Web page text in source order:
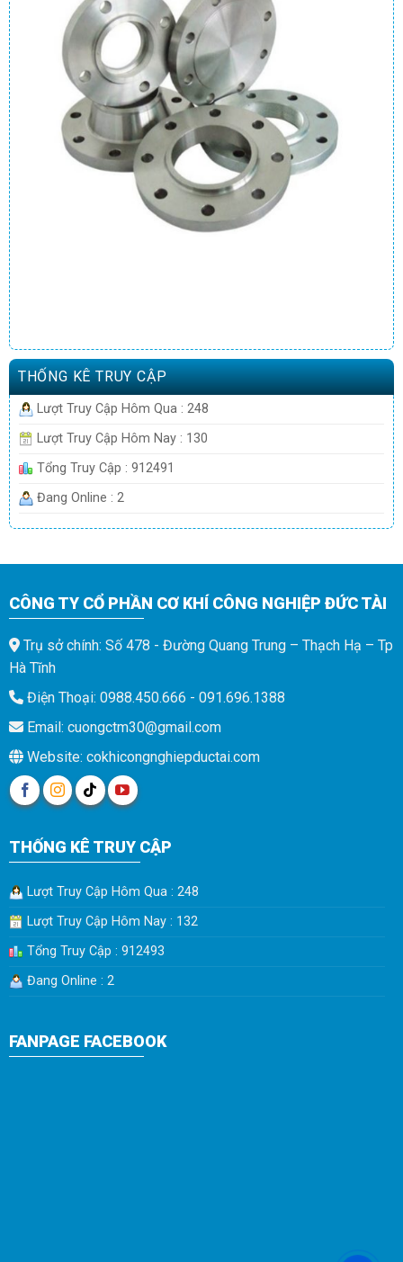
THỐNG KÊ TRUY CẬP
Lượt Truy Cập Hôm Qua : 248
Lượt Truy Cập Hôm Nay : 130
Tổng Truy Cập : 912491
Đang Online : 2
CÔNG TY CỔ PHẦN CƠ KHÍ CÔNG NGHIỆP ĐỨC TÀI
Trụ sở chính: Số 478 - Đường Quang Trung – Thạch Hạ – Tp
Hà Tĩnh
Điện Thoại: 0988.450.666 - 091.696.1388
Email: cuongctm30@gmail.com
Website: cokhicongnghiepductai.com
THỐNG KÊ TRUY CẬP
Lượt Truy Cập Hôm Qua : 248
Lượt Truy Cập Hôm Nay : 132
Tổng Truy Cập : 912493
Đang Online : 2
FANPAGE FACEBOOK